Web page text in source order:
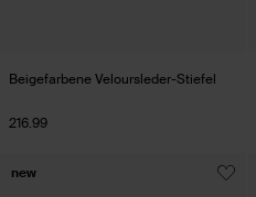
Beigefarbene Veloursleder-Stiefel
216.99
new